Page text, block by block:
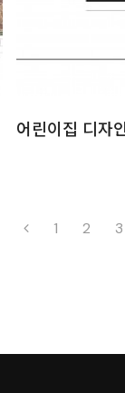
어린이집 디자
1 2 3